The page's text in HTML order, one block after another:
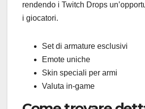
rendendo i Twitch Drops
i giocatori.
Set di armature esclusivi
Emote uniche
Skin speciali per armi
Valuta in-game